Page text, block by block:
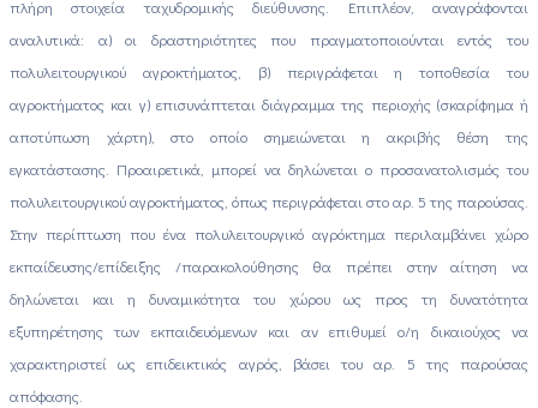
πλήρη στοιχεία ταχυδρομικής διεύθυνσης. Επιπλέον, αναγράφονται
αναλυτικά: α) οι δραστηριότητες που πραγματοποιούνται εντός του
πολυλειτουργικού αγροκτήματος, β) περιγράφεται η τοποθεσία του
αγροκτήματος και γ) επισυνάπτεται διάγραμμα της περιοχής (σκαρίφημα ή
αποτύπωση χάρτη), στο οποίο σημειώνεται η ακριβής θέση της
εγκατάστασης. Προαιρετικά, μπορεί να δηλώνεται ο προσανατολισμός του
πολυλειτουργικού αγροκτήματος, όπως περιγράφεται στο αρ. 5 της παρούσας.
Στην περίπτωση που ένα πολυλειτουργικό αγρόκτημα περιλαμβάνει χώρο
εκπαίδευσης/επίδειξης /παρακολούθησης θα πρέπει στην αίτηση να
δηλώνεται και η δυναμικότητα του χώρου ως προς τη δυνατότητα
εξυπηρέτησης των εκπαιδευόμενων και αν επιθυμεί ο/η δικαιούχος να
χαρακτηριστεί ως επιδεικτικός αγρός, βάσει του αρ. 5 της παρούσας
απόφασης.